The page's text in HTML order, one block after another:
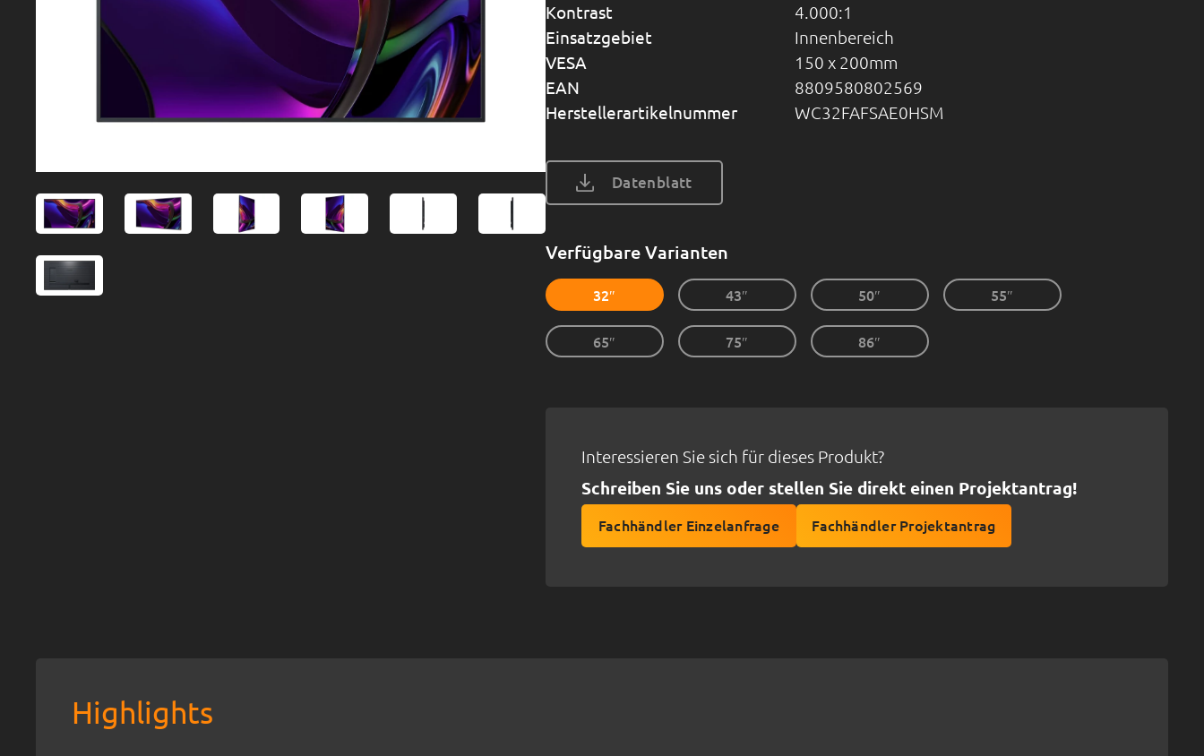
Kontrast
4.000:1
Einsatzgebiet
Innenbereich
VESA
150 x 200mm
EAN
8809580802569
Herstellerartikelnummer
WC32FAFSAE0HSM
Datenblatt
Verfügbare Varianten
32″ 43″ 50″ 55″
65″ 75″ 86″
Interessieren Sie sich für dieses Produkt?
Schreiben Sie uns oder stellen Sie direkt einen Projektantrag!
Fachhändler Einzelanfrage Fachhändler Projektantrag
Highlights